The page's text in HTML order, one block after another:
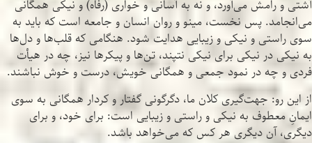
آشتی و رامش می‌آورد، و نه به آسانی و خواری (رفاه) و نیکی همگانی
می‌انجامد. پس نخست، مینو و روان انسان و جامعه است که باید به
سوی راستی و نیکی و زیبایی هدایت شود. هنگامی که قلب‌ها و دل‌ها
به نیکی در نیکی برای نیکی نتپند، تن‌ها و پیکرها نیز، چه در هیأت
فردی و چه در نمود جمعی و همگانی خویش، درست و خوش نباشند.
از این رو: جهت‌گیری کلان ما، دگرگونی گفتار و کردار همگانی به سوی
ایمانِ معطوف به نیکی و راستی و زیبایی است: برای خود، و برای
دیگری، آن دیگری هر کس که می‌خواهد باشد.